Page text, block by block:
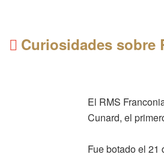
Curiosidades sobre
El RMS
Cunard, el
Fue botado el